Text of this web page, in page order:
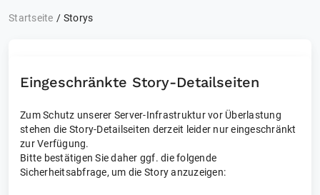
Startseite Storys
Eingeschränkte Story-Detailseiten
Zum Schutz unserer Server-Infrastruktur vor Überlastung
stehen die Story-Detailseiten derzeit leider nur eingeschränkt
zur Verfügung.
Bitte bestätigen Sie daher ggf. die folgende
Sicherheitsabfrage, um die Story anzuzeigen: